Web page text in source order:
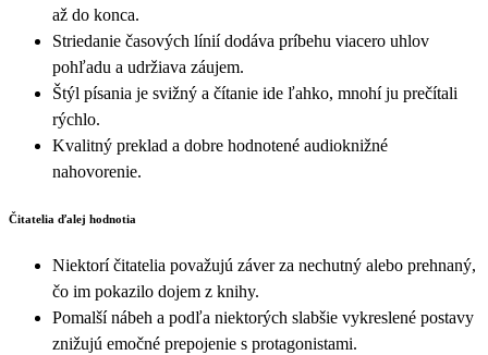
až do konca.
Striedanie časových línií dodáva príbehu viacero uhlov
pohľadu a udržiava záujem.
Štýl písania je svižný a čítanie ide ľahko, mnohí ju prečítali
rýchlo.
Kvalitný preklad a dobre hodnotené audioknižné
nahovorenie.
Čitatelia ďalej hodnotia
Niektorí čitatelia považujú záver za nechutný alebo prehnaný,
čo im pokazilo dojem z knihy.
Pomalší nábeh a podľa niektorých slabšie vykreslené postavy
znižujú emočné prepojenie s protagonistami.